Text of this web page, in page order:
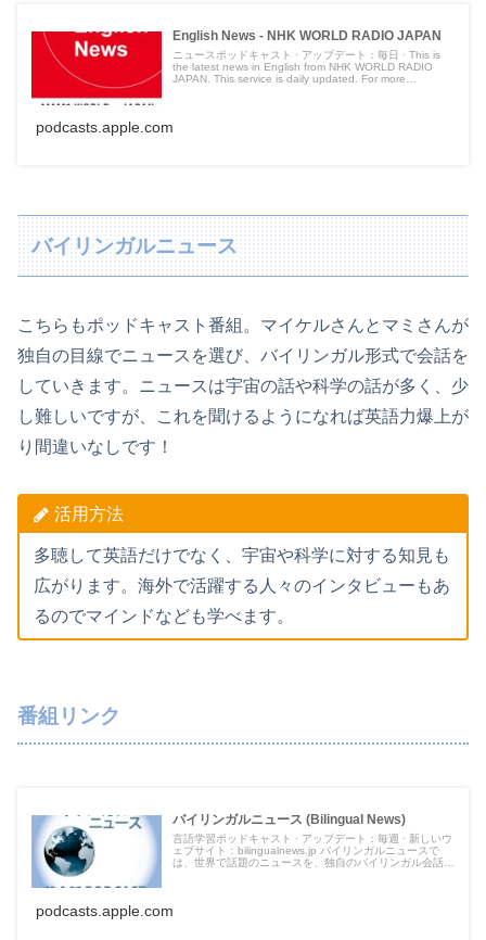
English News - NHK WORLD RADIO JAPAN
ニュースポッドキャスト · アップデート：毎日 · This is
the latest news in English from NHK WORLD RADIO
JAPAN. This service is daily updated. For more
podcasts.apple.com
バイリンガルニュース
こちらもポッドキャスト番組。マイケルさんとマミさんが
独自の目線でニュースを選び、バイリンガル形式で会話を
していきます。ニュースは宇宙の話や科学の話が多く、少
し難しいですが、これを聞けるようになれば英語力爆上が
り間違いなしです！
活用方法
多聴して英語だけでなく、宇宙や科学に対する知見も
広がります。海外で活躍する人々のインタビューもあ
るのでマインドなども学べます。
番組リンク
バイリンガルニュース (Bilingual News)
言語学習ポッドキャスト · アップデート：毎週 · 新しいウ
ェブサイト：bilingualnews.jp バイリンガルニュースで
は、世界で話題のニュースを、独自のバイリンガル会話形
podcasts.apple.com